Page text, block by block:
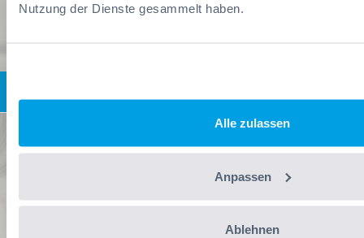
Nutzung der Dienste gesammelt haben.
Alle zulassen
Anpassen
Ablehnen